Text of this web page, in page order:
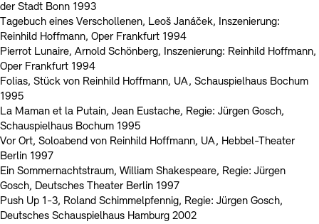
der Stadt Bonn 1993
Tagebuch eines Verschollenen, Leoš Janáček, Inszenierung:
Reinhild Hoffmann, Oper Frankfurt 1994
Pierrot Lunaire, Arnold Schönberg, Inszenierung: Reinhild Hoffmann,
Oper Frankfurt 1994
Folias, Stück von Reinhild Hoffmann, UA, Schauspielhaus Bochum
1995
La Maman et la Putain, Jean Eustache, Regie: Jürgen Gosch,
Schauspielhaus Bochum 1995
Vor Ort, Soloabend von Reinhild Hoffmann, UA, Hebbel-Theater
Berlin 1997
Ein Sommernachtstraum, William Shakespeare, Regie: Jürgen
Gosch, Deutsches Theater Berlin 1997
Push Up 1-3, Roland Schimmelpfennig, Regie: Jürgen Gosch,
Deutsches Schauspielhaus Hamburg 2002